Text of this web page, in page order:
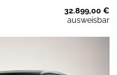
32.899,00 €
ausweisbar